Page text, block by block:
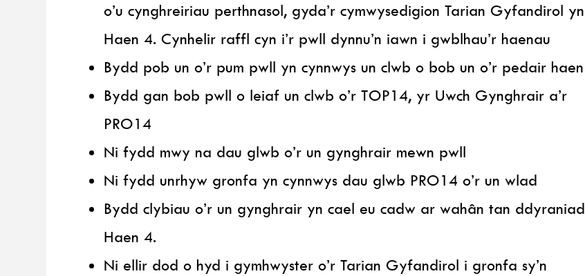
o’u cynghreiriau perthnasol, gyda’r cymwysedigion Tarian Gyfandirol yn
Haen 4. Cynhelir raffl cyn i’r pwll dynnu’n iawn i gwblhau’r haenau
Bydd pob un o’r pum pwll yn cynnwys un clwb o bob un o’r pedair haen
Bydd gan bob pwll o leiaf un clwb o’r TOP14, yr Uwch Gynghrair a’r
PRO14
Ni fydd mwy na dau glwb o’r un gynghrair mewn pwll
Ni fydd unrhyw gronfa yn cynnwys dau glwb PRO14 o’r un wlad
Bydd clybiau o’r un gynghrair yn cael eu cadw ar wahân tan ddyraniad
Haen 4.
Ni ellir dod o hyd i gymhwyster o’r Tarian Gyfandirol i gronfa sy’n